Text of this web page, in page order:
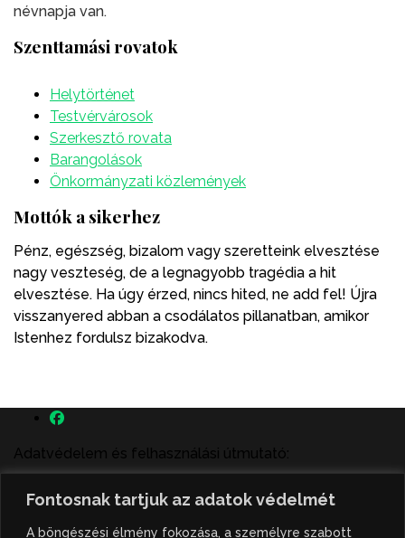
Fontosnak tartjuk az adatok védelmét
A böngészési élmény fokozása, a személyre szabott
névnapja van.
Szenttamási rovatok
Helytörténet
Testvérvárosok
Szerkesztő rovata
Barangolások
Önkormányzati közlemények
Mottók a sikerhez
Pénz, egészség, bizalom vagy szeretteink elvesztése
nagy veszteség, de a legnagyobb tragédia a hit
elvesztése. Ha úgy érzed, nincs hited, ne add fel! Újra
visszanyered abban a csodálatos pillanatban, amikor
Istenhez fordulsz bizakodva.
Adatvédelem és felhasználási útmutató:
A szenttamás.rs magyar nyelvű internetes hírportálon
megjelenő szerzői írások, a híranyag és minden egyéb
tartalom a portált működtető Gion Nándor Kulturális